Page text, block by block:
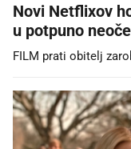
Novi Netflixov
u potpuno
FILM prati obitelj